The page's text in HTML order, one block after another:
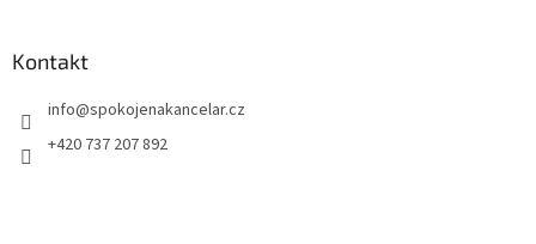
Kontakt
info@spokojenakancelar.cz
+420 737 207 892